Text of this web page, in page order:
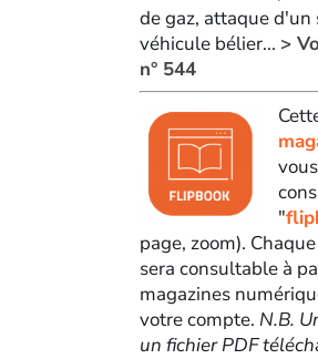
de gaz, attaque d'un
véhicule bélier... >
n° 544
"
page, zoom).
sera consultable à
magazines
votre compte. N.B.
un fichier PDF